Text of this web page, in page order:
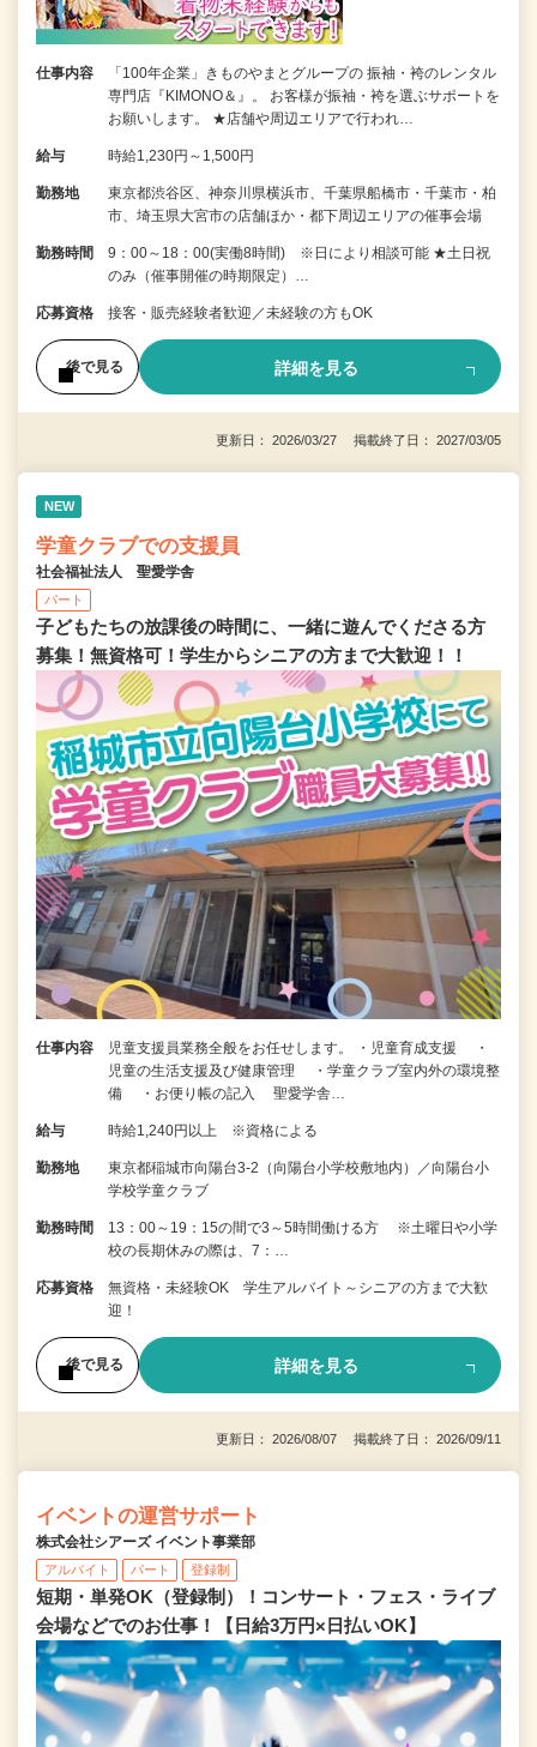
仕事内容
「100年企業」きものやまとグループの 振袖・袴のレンタル
専門店『KIMONO＆』。 お客様が振袖・袴を選ぶサポートを
お願いします。 ★店舗や周辺エリアで行われ…
給与 時給1,230円～1,500円
勤務地
東京都渋谷区、神奈川県横浜市、千葉県船橋市・千葉市・柏
市、埼玉県大宮市の店舗ほか・都下周辺エリアの催事会場
勤務時間
9：00～18：00(実働8時間) ※日により相談可能 ★土日祝
のみ（催事開催の時期限定）…
応募資格 接客・販売経験者歓迎／未経験の方もOK
後で見る 詳細を見る
更新日： 2026/03/27 掲載終了日： 2027/03/05
NEW
学童クラブでの支援員
社会福祉法人 聖愛学舎
パート
子どもたちの放課後の時間に、一緒に遊んでくださる方
募集！無資格可！学生からシニアの方まで大歓迎！！
仕事内容
児童支援員業務全般をお任せします。 ・児童育成支援 ・
児童の生活支援及び健康管理 ・学童クラブ室内外の環境整
備 ・お便り帳の記入 聖愛学舎…
給与 時給1,240円以上 ※資格による
勤務地
東京都稲城市向陽台3-2（向陽台小学校敷地内）／向陽台小
学校学童クラブ
勤務時間
13：00～19：15の間で3～5時間働ける方 ※土曜日や小学
校の長期休みの際は、7：…
応募資格
無資格・未経験OK 学生アルバイト～シニアの方まで大歓
迎！
後で見る 詳細を見る
更新日： 2026/08/07 掲載終了日： 2026/09/11
イベントの運営サポート
株式会社シアーズ イベント事業部
アルバイト パート 登録制
短期・単発OK（登録制）！コンサート・フェス・ライブ
会場などでのお仕事！【日給3万円×日払いOK】